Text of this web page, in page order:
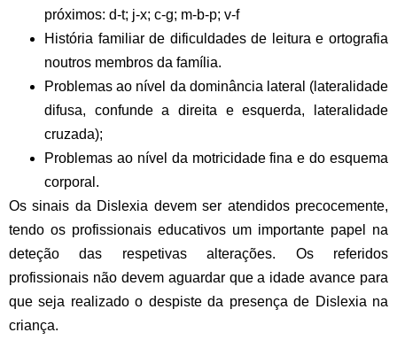
próximos: d-t; j-x; c-g; m-b-p; v-f
História familiar de dificuldades de leitura e ortografia
noutros membros da família.
Problemas ao nível da dominância lateral (lateralidade
difusa, confunde a direita e esquerda, lateralidade
cruzada);
Problemas ao nível da motricidade fina e do esquema
corporal.
Os sinais da Dislexia devem ser atendidos precocemente,
tendo os profissionais educativos um importante papel na
deteção das respetivas alterações. Os referidos
profissionais não devem aguardar que a idade avance para
que seja realizado o despiste da presença de Dislexia na
criança.